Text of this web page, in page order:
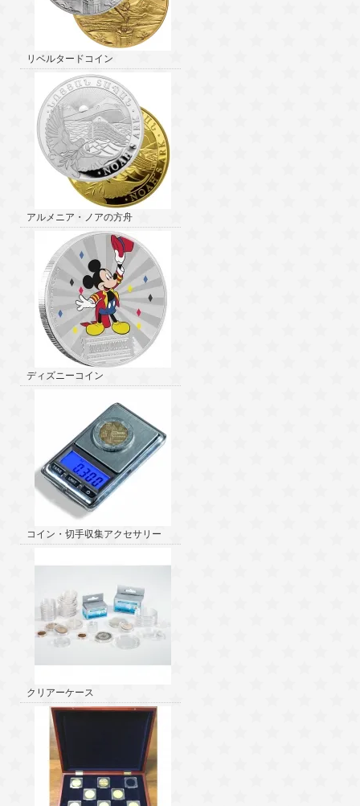
リベルタードコイン
アルメニア・ノアの方舟
ディズニーコイン
コイン・切手収集アクセサリー
クリアーケース